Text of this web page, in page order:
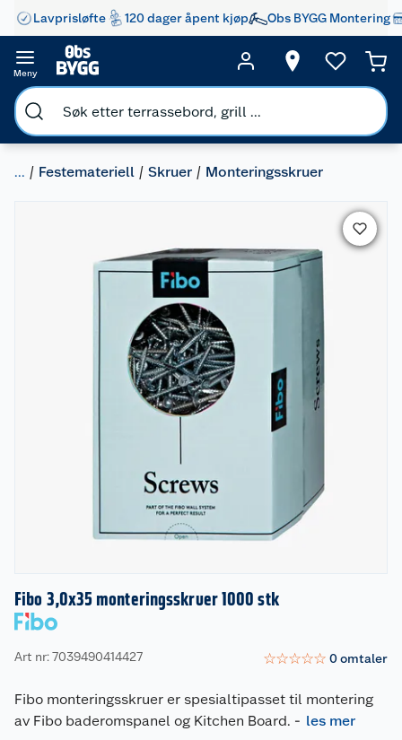
Lavprisløfte 120 dager åpent kjøp Obs BYGG Montering
Meny
... Festemateriell Skruer Monteringsskruer
Fibo 3,0x35 monteringsskruer 1000 stk
Art nr: 7039490414427 ☆☆☆☆☆ 0omtaler
Fibo monteringsskruer er spesialtipasset til montering
av Fibo baderomspanel og Kitchen Board. - les mer